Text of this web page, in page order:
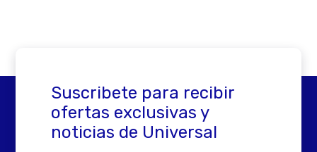
Suscribete para recibir
ofertas exclusivas y
noticias de Universal